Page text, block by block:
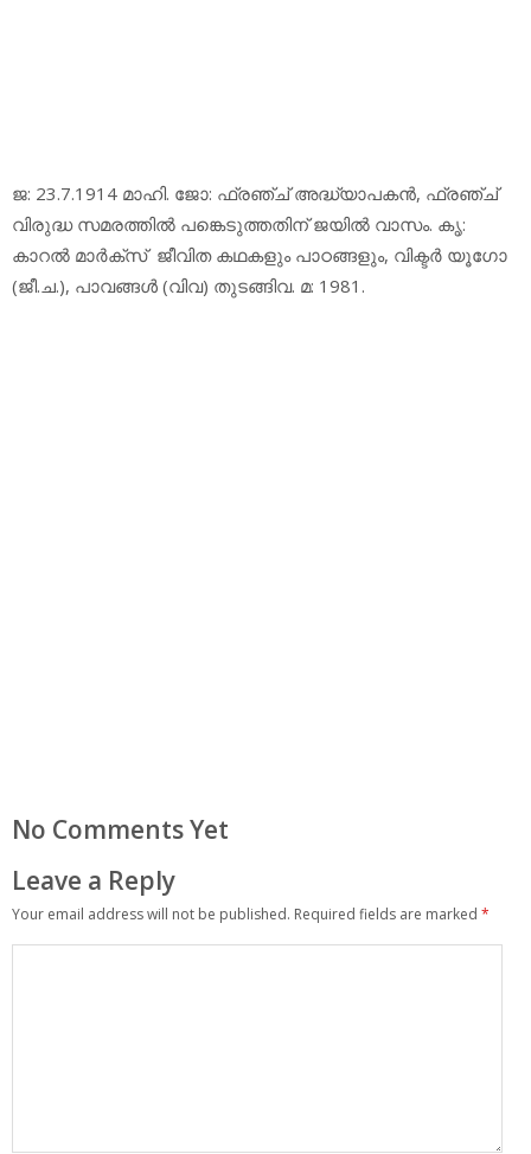
ജ: 23.7.1914 മാഹി. ജോ: ഫ്രഞ്ച് അദ്ധ്യാപകന്‍, ഫ്രഞ്ച്
വിരുദ്ധ സമരത്തില്‍ പങ്കെടുത്തതിന് ജയില്‍ വാസം. കൃ:
കാറല്‍ മാര്‍ക്‌സ് ജീവിത കഥകളും പാഠങ്ങളും, വിക്ടര്‍ യൂഗോ
(ജീ.ച.), പാവങ്ങള്‍ (വിവ) തുടങ്ങിവ. മ: 1981.
No Comments Yet
Leave a Reply
Your email address will not be published. Required fields are marked *